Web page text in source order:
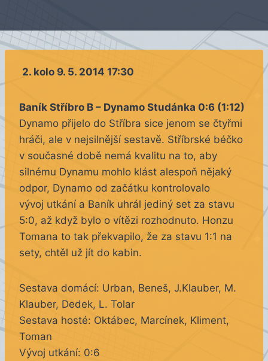
2. kolo 9. 5. 2014 17:30
Baník Stříbro B – Dynamo Studánka 0:6 (1:12)
Dynamo přijelo do Stříbra sice jenom se čtyřmi
hráči, ale v nejsilnější sestavě. Stříbrské béčko
v současné době nemá kvalitu na to, aby
silnému Dynamu mohlo klást alespoň nějaký
odpor, Dynamo od začátku kontrolovalo
vývoj utkání a Baník uhrál jediný set za stavu
5:0, až když bylo o vítězi rozhodnuto. Honzu
Tomana to tak překvapilo, že za stavu 1:1 na
sety, chtěl už jít do kabin.
Sestava domácí: Urban, Beneš, J.Klauber, M.
Klauber, Dedek, L. Tolar
Sestava hosté: Oktábec, Marcínek, Kliment,
Toman
Vývoj utkání: 0:6